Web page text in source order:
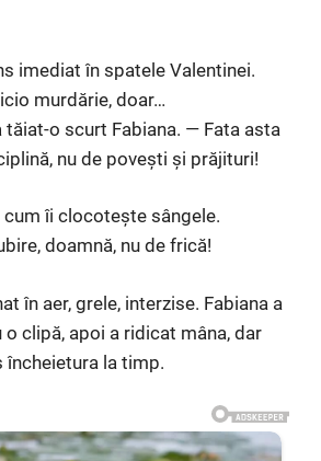
imediat în spatele Valentinei.
murdărie, doar…
o scurt Fabiana. — Fata asta
nu de povești și prăjituri!
îi clocotește sângele.
doamnă, nu de frică!
în aer, grele, interzise. Fabiana a
clipă, apoi a ridicat mâna, dar
încheietura la timp.